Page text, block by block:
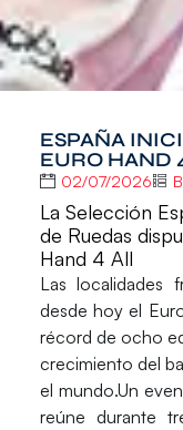
ESPAÑA
EURO HAND
02/07/2026
La Selección
de Ruedas
Hand 4 All
Las localidades
desde hoy el
récord de ocho
crecimiento del
el mundo.Un
reúne durante